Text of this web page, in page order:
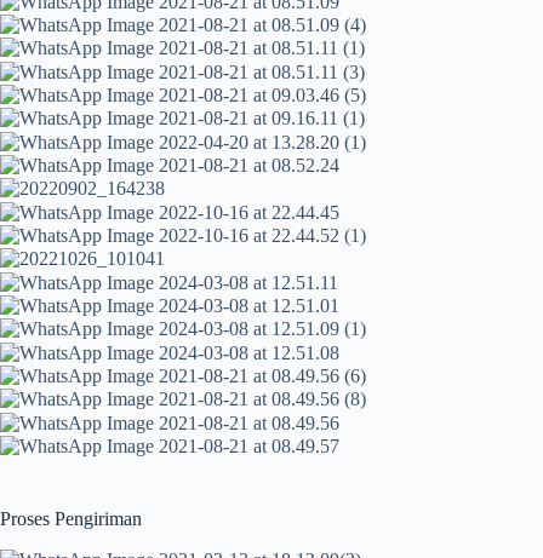
Proses Pengiriman